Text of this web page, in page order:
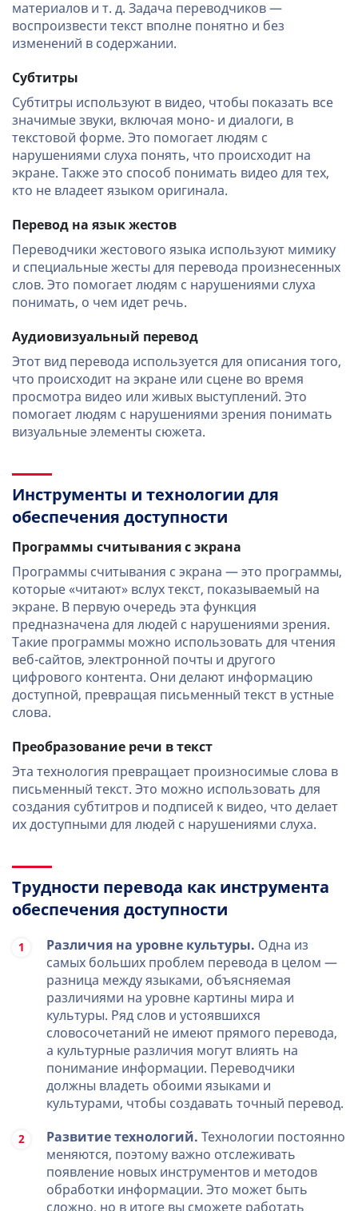
материалов и т. д. Задача переводчиков —
воспроизвести текст вполне понятно и без
изменений в содержании.
Субтитры
Субтитры используют в видео, чтобы показать все
значимые звуки, включая моно- и диалоги, в
текстовой форме. Это помогает людям с
нарушениями слуха понять, что происходит на
экране. Также это способ понимать видео для тех,
кто не владеет языком оригинала.
Перевод на язык жестов
Переводчики жестового языка используют мимику
и специальные жесты для перевода произнесенных
слов. Это помогает людям с нарушениями слуха
понимать, о чем идет речь.
Аудиовизуальный перевод
Этот вид перевода используется для описания того,
что происходит на экране или сцене во время
просмотра видео или живых выступлений. Это
помогает людям с нарушениями зрения понимать
визуальные элементы сюжета.
Инструменты и технологии для
обеспечения доступности
Программы считывания с экрана
Программы считывания с экрана — это программы,
которые «читают» вслух текст, показываемый на
экране. В первую очередь эта функция
предназначена для людей с нарушениями зрения.
Такие программы можно использовать для чтения
веб-сайтов, электронной почты и другого
цифрового контента. Они делают информацию
доступной, превращая письменный текст в устные
слова.
Преобразование речи в текст
Эта технология превращает произносимые слова в
письменный текст. Это можно использовать для
создания субтитров и подписей к видео, что делает
их доступными для людей с нарушениями слуха.
Трудности перевода как инструмента
обеспечения доступности
Различия на уровне культуры. Одна из
самых больших проблем перевода в целом —
разница между языками, объясняемая
различиями на уровне картины мира и
культуры. Ряд слов и устоявшихся
словосочетаний не имеют прямого перевода,
а культурные различия могут влиять на
понимание информации. Переводчики
должны владеть обоими языками и
культурами, чтобы создавать точный перевод.
Развитие технологий. Технологии постоянно
меняются, поэтому важно отслеживать
появление новых инструментов и методов
обработки информации. Это может быть
сложно, но в итоге вы сможете работать